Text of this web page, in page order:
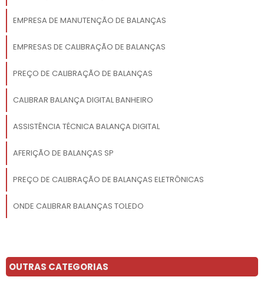
EMPRESA DE MANUTENÇÃO DE BALANÇAS
EMPRESAS DE CALIBRAÇÃO DE BALANÇAS
PREÇO DE CALIBRAÇÃO DE BALANÇAS
CALIBRAR BALANÇA DIGITAL BANHEIRO
ASSISTÊNCIA TÉCNICA BALANÇA DIGITAL
AFERIÇÃO DE BALANÇAS SP
PREÇO DE CALIBRAÇÃO DE BALANÇAS ELETRÔNICAS
ONDE CALIBRAR BALANÇAS TOLEDO
CONSERTO BALANÇAS
OUTRAS CATEGORIAS